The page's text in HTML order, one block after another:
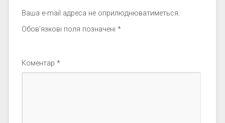
Ваша e-mail адреса не оприлюднюватиметься.
Обов’язкові поля позначені *
Коментар *